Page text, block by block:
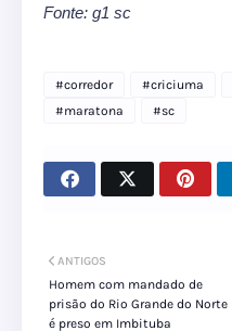
Fonte: g1 sc
#corredor #criciuma
#maratona
#sc
ANTIGOS
Homem com mandado de
prisão do Rio Grande do Norte
é preso em Imbituba